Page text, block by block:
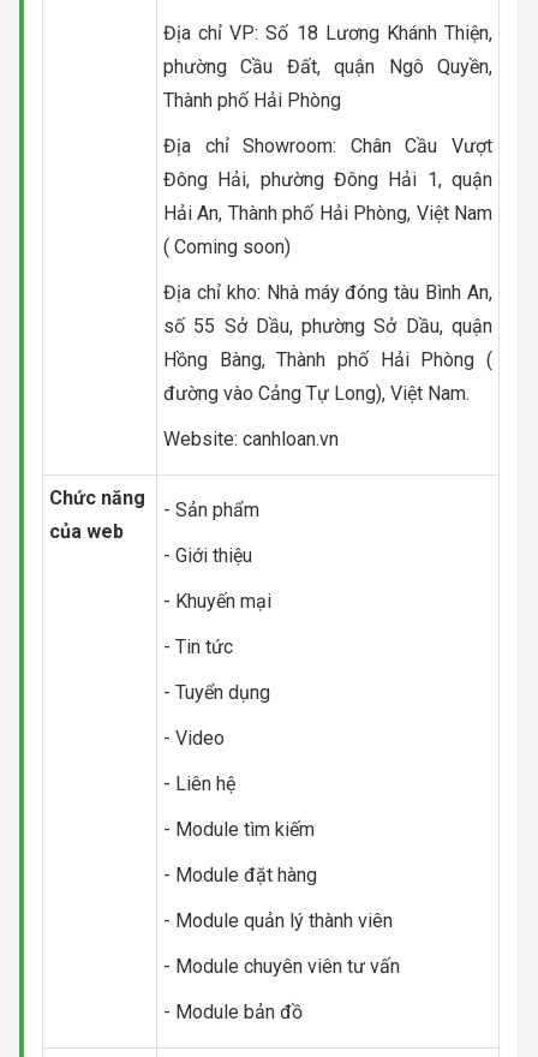
Địa chỉ VP: Số 18 Lương Khánh Thiện,
phường Cầu Đất, quận Ngô Quyền,
Thành phố Hải Phòng
Địa chỉ Showroom: Chân Cầu Vượt
Đông Hải, phường Đông Hải 1, quận
Hải An, Thành phố Hải Phòng, Việt Nam
( Coming soon)
Địa chỉ kho: Nhà máy đóng tàu Bình An,
số 55 Sở Dầu, phường Sở Dầu, quận
Hồng Bàng, Thành phố Hải Phòng (
đường vào Cảng Tự Long), Việt Nam.
Website: canhloan.vn
Chức năng
của web
- Sản phẩm
- Giới thiệu
- Khuyến mại
- Tin tức
- Tuyển dụng
- Video
- Liên hệ
- Module tìm kiếm
- Module đặt hàng
- Module quản lý thành viên
- Module chuyên viên tư vấn
- Module bản đồ